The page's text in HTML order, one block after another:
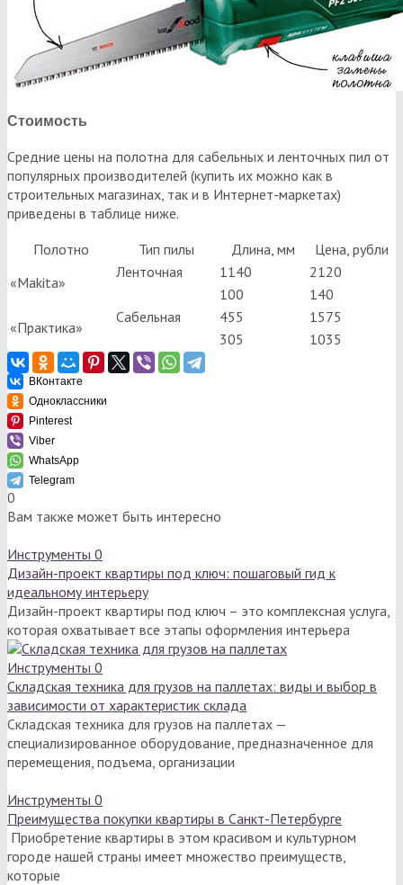
Стоимость
Средние цены на полотна для сабельных и ленточных пил от
популярных производителей (купить их можно как в
строительных магазинах, так и в Интернет-маркетах)
приведены в таблице ниже.
Полотно
Тип пилы Длина, мм
Цена, рубли
«Makita»
Ленточная 1140 2120
Сабельная
100
140
«Практика»
455
1575
305
1035
ВКонтакте
Одноклассники
Pinterest
Viber
WhatsApp
Telegram
0
Вам также может быть интересно
Инструменты 0
Дизайн-проект квартиры под ключ: пошаговый гид к
идеальному интерьеру
Дизайн-проект квартиры под ключ – это комплексная услуга,
которая охватывает все этапы оформления интерьера
Инструменты 0
Складская техника для грузов на паллетах: виды и выбор в
зависимости от характеристик склада
Складская техника для грузов на паллетах —
специализированное оборудование, предназначенное для
перемещения, подъема, организации
Инструменты 0
Преимущества покупки квартиры в Санкт-Петербурге
Приобретение квартиры в этом красивом и культурном
городе нашей страны имеет множество преимуществ,
которые